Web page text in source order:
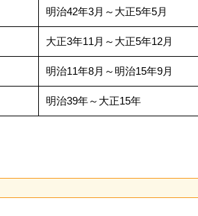
明治42年3月～大正5年5月
大正3年11月～大正5年12月
明治11年8月～明治15年9月
明治39年～大正15年